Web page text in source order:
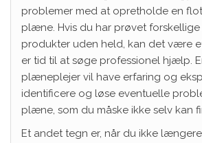
problemer med at opretholde en
plæne. Hvis du har prøvet
produkter uden held, kan det være
er tid til at søge professionel hjælp.
plæneplejer vil have erfaring og
identificere og løse eventuelle
plæne, som du måske ikke selv kan
Et andet tegn er, når du ikke